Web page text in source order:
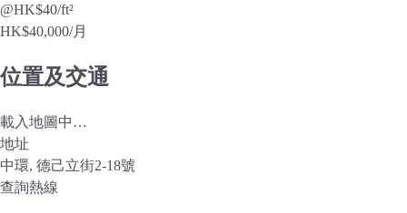
@HK$40/ft²
HK$40,000/月
位置及交通
載入地圖中…
地址
中環, 德己立街2-18號
查詢熱線